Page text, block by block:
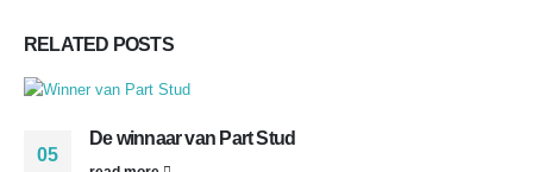
RELATED POSTS
05
De winnaar van Part Stud